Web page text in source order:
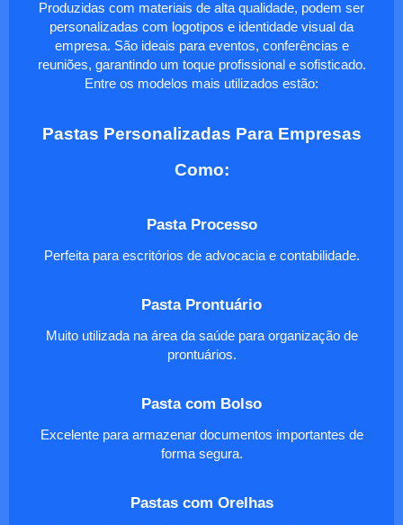
Produzidas com materiais de alta qualidade, podem ser
personalizadas com logotipos e identidade visual da
empresa. São ideais para eventos, conferências e
reuniões, garantindo um toque profissional e sofisticado.
Entre os modelos mais utilizados estão:
Pastas Personalizadas Para Empresas
Como:
Pasta Processo
Perfeita para escritórios de advocacia e contabilidade.
Pasta Prontuário
Muito utilizada na área da saúde para organização de
prontuários.
Pasta com Bolso
Excelente para armazenar documentos importantes de
forma segura.
Pastas com Orelhas